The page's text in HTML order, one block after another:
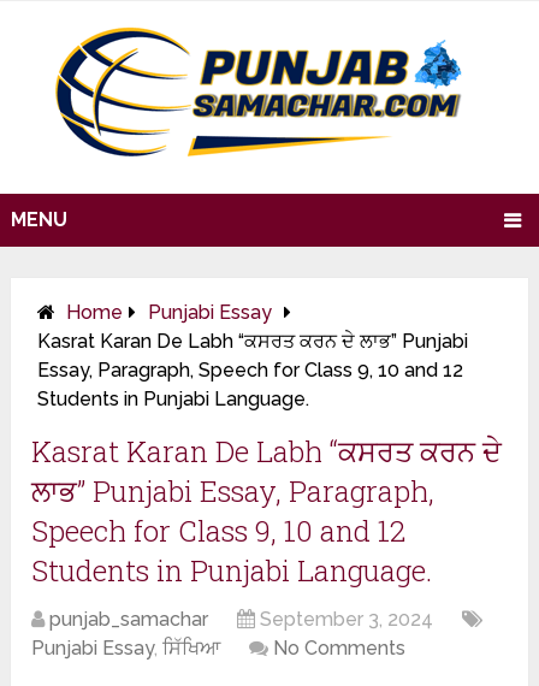
MENU
Home
Punjabi Essay
Kasrat Karan De Labh “ਕਸਰਤ ਕਰਨ ਦੇ ਲਾਭ” Punjabi
Essay, Paragraph, Speech for Class 9, 10 and 12
Students in Punjabi Language.
Kasrat Karan De Labh “ਕਸਰਤ ਕਰਨ ਦੇ
ਲਾਭ” Punjabi Essay, Paragraph,
Speech for Class 9, 10 and 12
Students in Punjabi Language.
punjab_samachar
September 3, 2024
Punjabi Essay,ਸਿੱਖਿਆ No Comments